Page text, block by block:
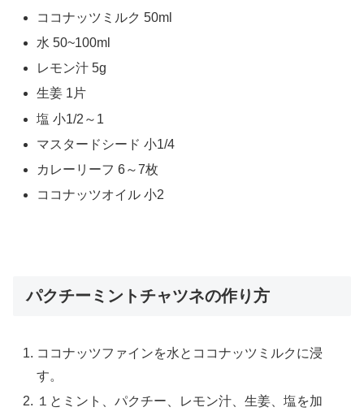
ココナッツミルク 50ml
水 50~100ml
レモン汁 5g
生姜 1片
塩 小1/2～1
マスタードシード 小1/4
カレーリーフ 6～7枚
ココナッツオイル 小2
パクチーミントチャツネの作り方
ココナッツファインを水とココナッツミルクに浸
す。
１とミント、パクチー、レモン汁、生姜、塩を加